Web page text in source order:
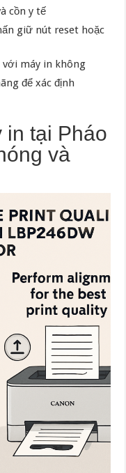
cồn y tế
giữ nút reset hoặc
với máy in không
để xác định
in tại Pháo
và